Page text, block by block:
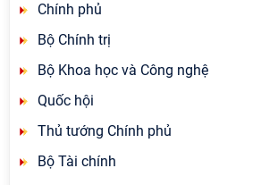
Chính phủ
Bộ Chính trị
Bộ Khoa học và Công nghệ
Quốc hội
Thủ tướng Chính phủ
Bộ Tài chính